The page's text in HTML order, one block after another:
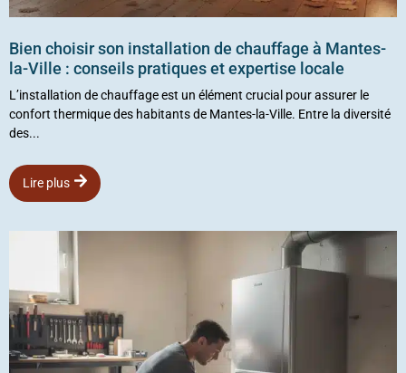
Bien choisir son installation de chauffage à Mantes-
la-Ville : conseils pratiques et expertise locale
L’installation de chauffage est un élément crucial pour assurer le
confort thermique des habitants de Mantes-la-Ville. Entre la diversité
des...
Lire plus